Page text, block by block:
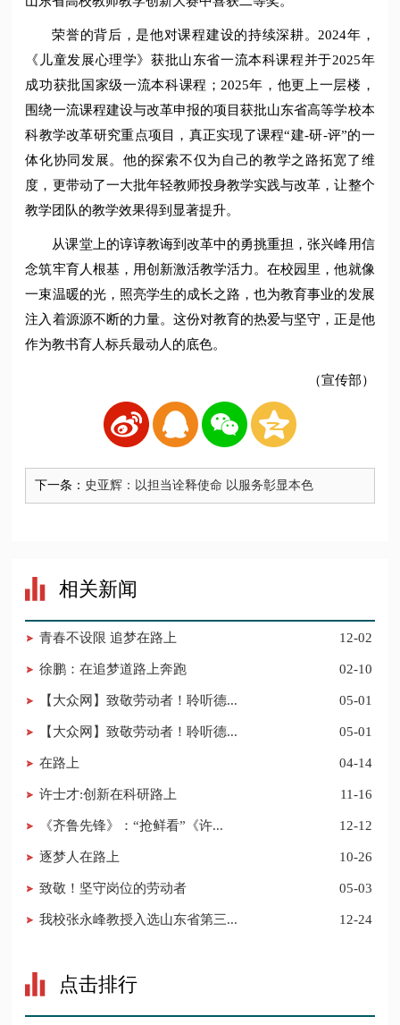
荣誉的背后，是他对课程建设的持续深耕。2024年，
《儿童发展心理学》获批山东省一流本科课程并于2025年
成功获批国家级一流本科课程；2025年，他更上一层楼，
围绕一流课程建设与改革申报的项目获批山东省高等学校本
科教学改革研究重点项目，真正实现了课程“建-研-评”的一
体化协同发展。他的探索不仅为自己的教学之路拓宽了维
度，更带动了一大批年轻教师投身教学实践与改革，让整个
教学团队的教学效果得到显著提升。
从课堂上的谆谆教诲到改革中的勇挑重担，张兴峰用信
念筑牢育人根基，用创新激活教学活力。在校园里，他就像
一束温暖的光，照亮学生的成长之路，也为教育事业的发展
注入着源源不断的力量。这份对教育的热爱与坚守，正是他
作为教书育人标兵最动人的底色。
（宣传部）
下一条： 史亚辉：以担当诠释使命 以服务彰显本色
相关新闻
青春不设限 追梦在路上 12-02
徐鹏：在追梦道路上奔跑 02-10
【大众网】致敬劳动者！聆听德... 05-01
【大众网】致敬劳动者！聆听德... 05-01
在路上 04-14
许士才:创新在科研路上 11-16
《齐鲁先锋》：“抢鲜看”《许... 12-12
逐梦人在路上 10-26
致敬！坚守岗位的劳动者 05-03
我校张永峰教授入选山东省第三... 12-24
点击排行